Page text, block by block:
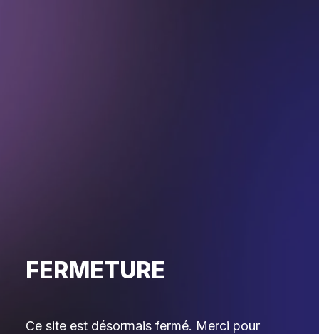
FERMETURE
Ce site est désormais fermé. Merci pour